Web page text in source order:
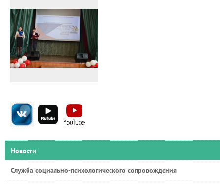
Новости
Служба социально-психологического сопровождения